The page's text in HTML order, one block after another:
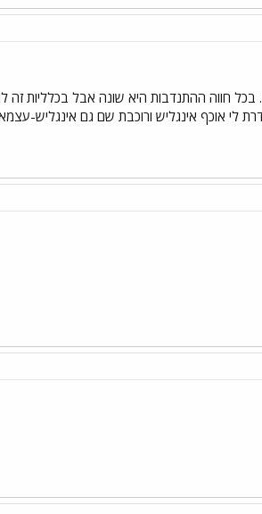
1.אני רוכבת גם אינגליש וגם ווסטרן ובקרוב אני אתחרה בשני הסגנונות. 2. בכל